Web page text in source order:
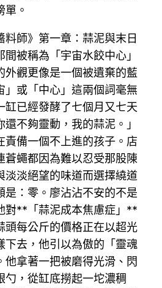
單。
料師》第一章：蒜泥與末日
被稱為「宇宙水餃中心」
外觀更像是一個被遺棄的藍
」或「中心」這兩個詞毫無
缸已經發酵了七個月又七天
不夠靈動，我的蒜泥。」
責備一個不上進的孩子。店
蒼蠅都因為難以忍受那股陳
淡淡絕望的味道而選擇繞道
是：零。廖沾沾不安的不是
對**「蒜泥成本焦慮症」**
頭每公斤的價格正在以超光
下去，他引以為傲的「靈魂
他拿著一把被磨得光滑、閃
勺，從缸底撈起一坨濃稠